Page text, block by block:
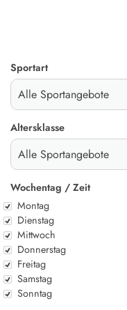
Sportart
Altersklasse
Wochentag / Zeit
Wochentag
Montag
Dienstag
Mittwoch
Donnerstag
Freitag
Samstag
Sonntag